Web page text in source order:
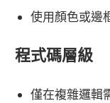
使用顏色或邊
程式碼層級
僅在複雜邏輯